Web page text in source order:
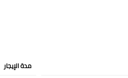
مدة الإيجار